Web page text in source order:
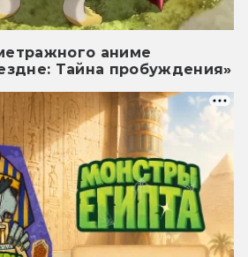
аниме
Тайна пробуждения»